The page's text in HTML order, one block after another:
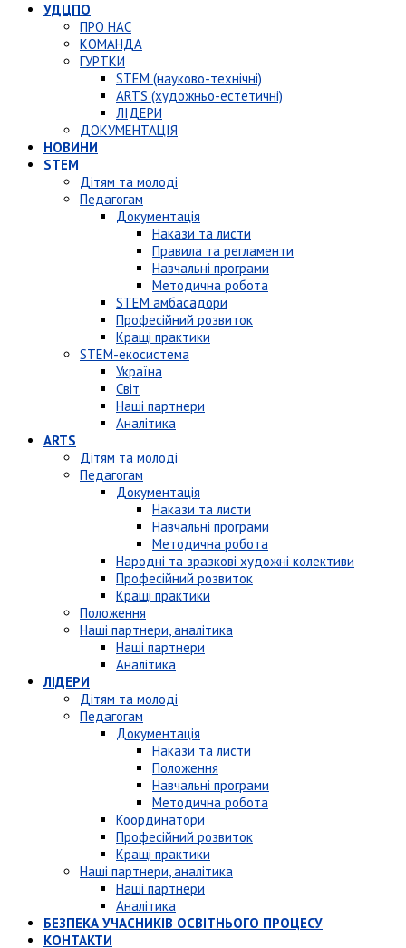
УДЦПО
ПРО НАС
КОМАНДА
ГУРТКИ
STEM (науково-технічні)
ARTS (художньо-естетичні)
ЛІДЕРИ
ДОКУМЕНТАЦІЯ
НОВИНИ
STEM
Дітям та молоді
Педагогам
Документація
Накази та листи
Правила та регламенти
Навчальні програми
Методична робота
STEM амбасадори
Професійний розвиток
Кращі практики
STEM-екосистема
Україна
Світ
Наші партнери
Аналітика
ARTS
Дітям та молоді
Педагогам
Документація
Накази та листи
Навчальні програми
Методична робота
Народні та зразкові художні колективи
Професійний розвиток
Кращі практики
Положення
Наші партнери, аналітика
Наші партнери
Аналітика
ЛІДЕРИ
Дітям та молоді
Педагогам
Документація
Накази та листи
Положення
Навчальні програми
Методична робота
Координатори
Професійний розвиток
Кращі практики
Наші партнери, аналітика
Наші партнери
Аналітика
БЕЗПЕКА УЧАСНИКІВ ОСВІТНЬОГО ПРОЦЕСУ
КОНТАКТИ